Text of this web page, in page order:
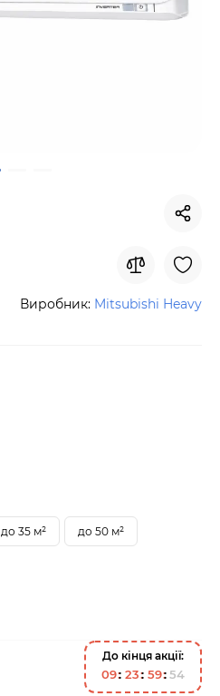
Виробник: Mitsubishi Heavy
до 35 м² до 50 м²
До кінця акції:
09 23 59 54